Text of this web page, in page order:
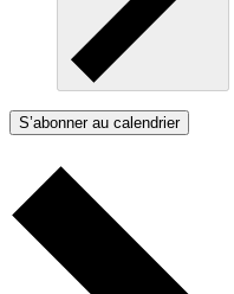
S’abonner au calendrier